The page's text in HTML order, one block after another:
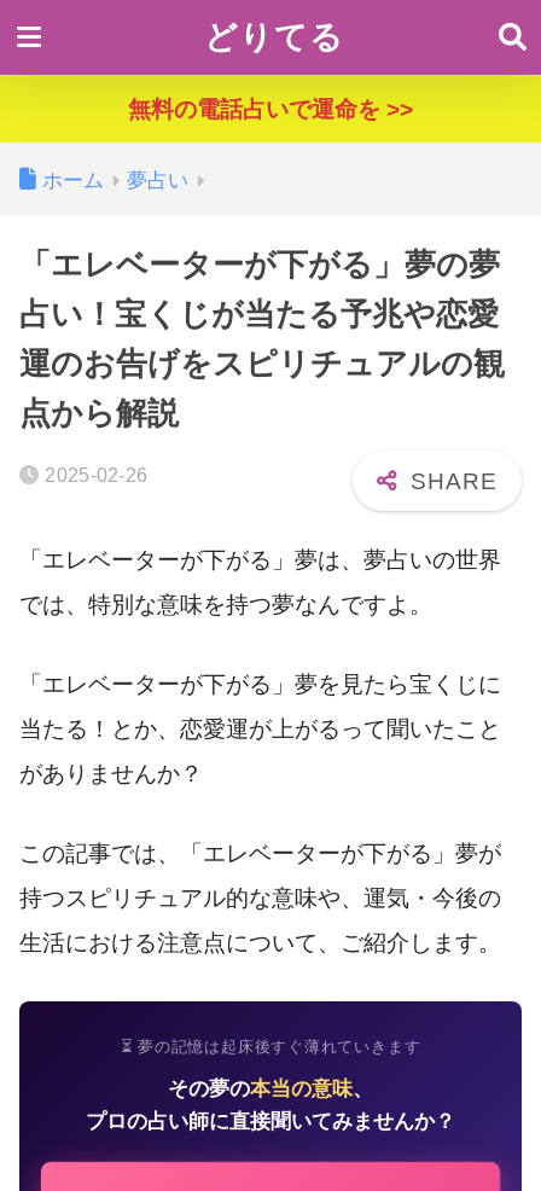
どりてる
無料の電話占いで運命を >>
ホーム 夢占い
「エレベーターが下がる」夢の夢
占い！宝くじが当たる予兆や恋愛
運のお告げをスピリチュアルの観
点から解説
2025-02-26
「エレベーターが下がる」夢は、夢占いの世界
では、特別な意味を持つ夢なんですよ。
「エレベーターが下がる」夢を見たら宝くじに
当たる！とか、恋愛運が上がるって聞いたこと
がありませんか？
この記事では、「エレベーターが下がる」夢が
持つスピリチュアル的な意味や、運気・今後の
生活における注意点について、ご紹介します。
⏳ 夢の記憶は起床後すぐ薄れていきます
その夢の本当の意味、
プロの占い師に直接聞いてみませんか？